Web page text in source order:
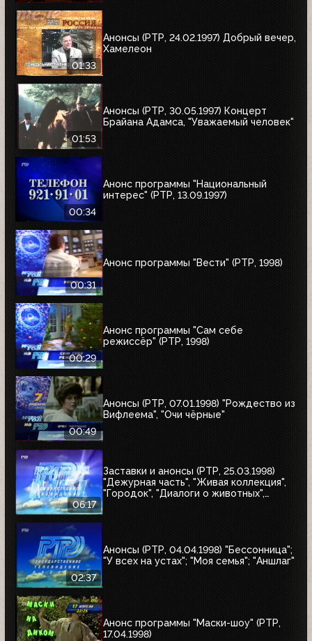
01:33
Анонсы (РТР, 24.02.1997) Добрый вечер,
Хамелеон
01:53
Анонсы (РТР, 30.05.1997) Концерт
Брайана Адамса, "Уважаемый человек"
00:34
Анонс программы "Национальный
интерес" (РТР, 13.09.1997)
00:31
Анонс программы "Вести" (РТР, 1998)
00:29
Анонс программы "Сам себе
режиссёр" (РТР, 1998)
00:49
Анонсы (РТР, 07.01.1998) "Рождество из
Вифлеема", "Очи чёрные"
06:17
Заставки и анонсы (РТР, 25.03.1998)
"Дежурная часть", "Живая коллекция",
"Городок", "Диалоги о животных",
02:37
Анонсы (РТР, 04.04.1998) "Бессонница";
"У всех на устах"; "Моя семья"; "Аншлаг"
Анонс программы "Маски-шоу" (РТР,
17.04.1998)